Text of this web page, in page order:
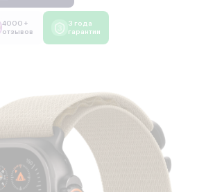
4000 +
отзывов
3 года
гарантии